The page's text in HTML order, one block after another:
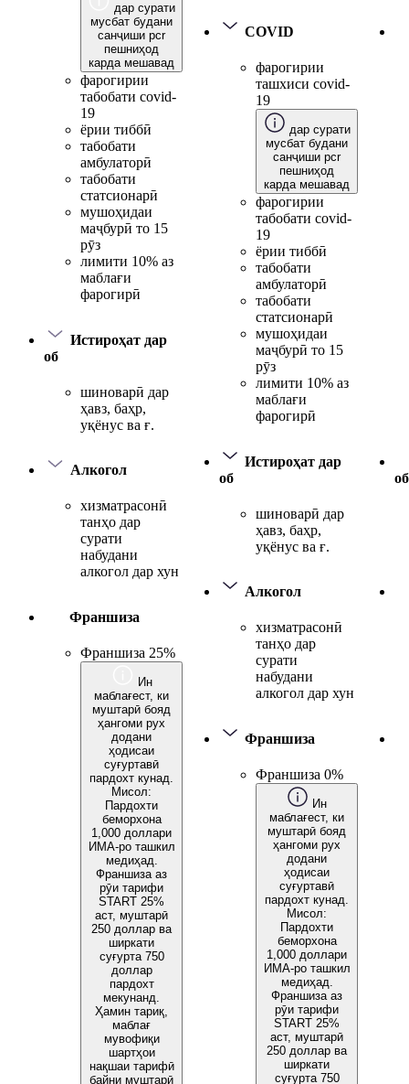
дар сурати
мусбат будани
санҷиши pcr
пешниҳод
карда мешавад
фарогирии
табобати covid-
19
ёрии тиббӣ
табобати
амбулаторӣ
табобати
статсионарӣ
мушоҳидаи
маҷбурӣ то 15
рӯз
лимити 10% аз
маблағи
фарогирӣ
Истироҳат дар
об
шиноварӣ дар
ҳавз, баҳр,
уқёнус ва ғ.
Алкогол
хизматрасонӣ
танҳо дар
сурати
набудани
алкогол дар хун
Франшиза
Франшиза 25%
Ин
маблағест, ки
муштарӣ бояд
ҳангоми рух
додани
ҳодисаи
суғуртавӣ
пардохт кунад.
Мисол:
Пардохти
беморхона
1,000 доллари
ИМА-ро ташкил
медиҳад.
Франшиза аз
рӯи тарифи
START 25%
аст, муштарӣ
250 доллар ва
ширкати
суғурта 750
доллар
пардохт
мекунанд.
Ҳамин тариқ,
маблағ
мувофиқи
шартҳои
нақшаи тарифӣ
байни муштарӣ
COVID
фарогирии
ташхиси covid-
19
дар сурати
мусбат будани
санҷиши pcr
пешниҳод
карда мешавад
фарогирии
табобати covid-
19
ёрии тиббӣ
табобати
амбулаторӣ
табобати
статсионарӣ
мушоҳидаи
маҷбурӣ то 15
рӯз
лимити 10% аз
маблағи
фарогирӣ
Истироҳат дар
об
шиноварӣ дар
ҳавз, баҳр,
уқёнус ва ғ.
Алкогол
хизматрасонӣ
танҳо дар
сурати
набудани
алкогол дар хун
Франшиза
Франшиза 0%
Ин
маблағест, ки
муштарӣ бояд
ҳангоми рух
додани
ҳодисаи
суғуртавӣ
пардохт кунад.
Мисол:
Пардохти
беморхона
1,000 доллари
ИМА-ро ташкил
медиҳад.
Франшиза аз
рӯи тарифи
START 25%
аст, муштарӣ
250 доллар ва
ширкати
суғурта 750
об